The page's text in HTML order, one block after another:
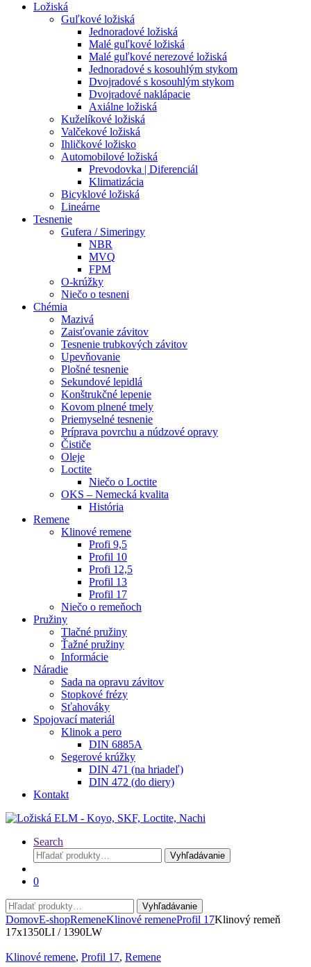
Ložiská
Guľkové ložiská
Jednoradové ložiská
Malé guľkové ložiská
Malé guľkové nerezové ložiská
Jednoradové s kosouhlým stykom
Dvojradové s kosouhlým stykom
Dvojradové naklápacie
Axiálne ložiská
Kuželíkové ložiská
Valčekové ložiská
Ihličkové ložisko
Automobilové ložiská
Prevodovka | Diferenciál
Klimatizácia
Bicyklové ložiská
Lineárne
Tesnenie
Gufera / Simeringy
NBR
MVQ
FPM
O-krúžky
Niečo o tesneni
Chémia
Mazivá
Zaisťovanie závitov
Tesnenie trubkových závitov
Upevňovanie
Plošné tesnenie
Sekundové lepidlá
Konštrukčné lepenie
Kovom plnené tmely
Priemyselné tesnenie
Príprava povrchu a núdzové opravy
Čističe
Oleje
Loctite
Niečo o Loctite
OKS – Nemecká kvalita
História
Remene
Klinové remene
Profi 9,5
Profil 10
Profi 12,5
Profil 13
Profil 17
Niečo o remeňoch
Pružiny
Tlačné pružiny
Ťažné pružiny
Informácie
Náradie
Sada na opravu závitov
Stopkové frézy
Sťahováky
Spojovací materiál
Klinok a pero
DIN 6885A
Segerové krúžky
DIN 471 (na hriadeľ)
DIN 472 (do diery)
Kontakt
Search
Hľadať:
Vyhľadávanie
0
Hľadať:
Vyhľadávanie
DomovE-shopRemeneKlinové remeneProfil 17Klinový remeň
17x1350LI / 1390LW
Klinové remene, Profil 17, Remene